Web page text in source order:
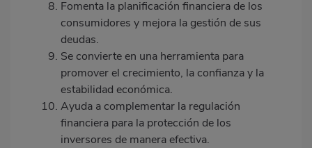
Fomenta la planificación financiera de los
consumidores y mejora la gestión de sus
deudas.
Se convierte en una herramienta para
promover el crecimiento, la confianza y la
estabilidad económica.
Ayuda a complementar la regulación
financiera para la protección de los
inversores de manera efectiva.